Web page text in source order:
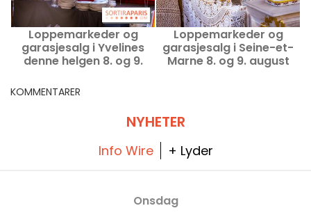
Loppemarkeder og
garasjesalg i Yvelines
denne helgen 8. og 9.
Loppemarkeder og
garasjesalg i Seine-et-
Marne 8. og 9. august
KOMMENTARER
NYHETER
Info Wire + Lyder
Onsdag